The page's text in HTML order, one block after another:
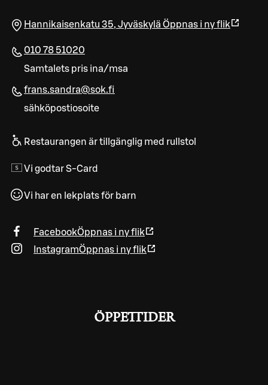
Hannikaisenkatu 35, Jyväskylä Öppnas i ny flik
010 78 51020
Samtalets pris ina/msa
frans.sandra@sok.fi
sähköpostiosoite
Restaurangen är tillgänglig med rullstol
Vi godtar S-Card
Vi har en lekplats för barn
FacebookÖppnas i ny flik
InstagramÖppnas i ny flik
ÖPPETTIDER